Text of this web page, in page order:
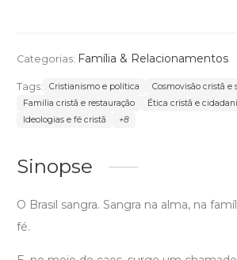
Categorias: Família & Relacionamentos
Tags: Cristianismo e política
Cosmovisão cristã e
Família cristã e restauração
Ética cristã e
Ideologias e fé cristã
+8
Sinopse
O Brasil sangra. Sangra na alma, na
fé.